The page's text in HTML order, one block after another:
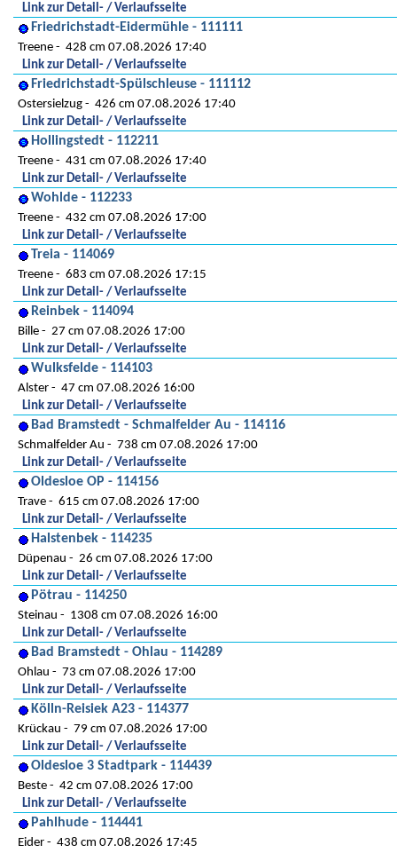
Link zur Detail- / Verlaufsseite
Friedrichstadt-Eidermühle - 111111
Treene
428 cm 07.08.2026 17:40
Link zur Detail- / Verlaufsseite
Friedrichstadt-Spülschleuse - 111112
Ostersielzug
426 cm 07.08.2026 17:40
Link zur Detail- / Verlaufsseite
Hollingstedt - 112211
Treene
431 cm 07.08.2026 17:40
Link zur Detail- / Verlaufsseite
Wohlde - 112233
Treene
432 cm 07.08.2026 17:00
Link zur Detail- / Verlaufsseite
Treia - 114069
Treene
683 cm 07.08.2026 17:15
Link zur Detail- / Verlaufsseite
Reinbek - 114094
Bille
27 cm 07.08.2026 17:00
Link zur Detail- / Verlaufsseite
Wulksfelde - 114103
Alster
47 cm 07.08.2026 16:00
Link zur Detail- / Verlaufsseite
Bad Bramstedt - Schmalfelder Au - 114116
Schmalfelder Au
738 cm 07.08.2026 17:00
Link zur Detail- / Verlaufsseite
Oldesloe OP - 114156
Trave
615 cm 07.08.2026 17:00
Link zur Detail- / Verlaufsseite
Halstenbek - 114235
Düpenau
26 cm 07.08.2026 17:00
Link zur Detail- / Verlaufsseite
Pötrau - 114250
Steinau
1308 cm 07.08.2026 16:00
Link zur Detail- / Verlaufsseite
Bad Bramstedt - Ohlau - 114289
Ohlau
73 cm 07.08.2026 17:00
Link zur Detail- / Verlaufsseite
Kölln-Reisiek A23 - 114377
Krückau
79 cm 07.08.2026 17:00
Link zur Detail- / Verlaufsseite
Oldesloe 3 Stadtpark - 114439
Beste
42 cm 07.08.2026 17:00
Link zur Detail- / Verlaufsseite
Pahlhude - 114441
Eider
438 cm 07.08.2026 17:45